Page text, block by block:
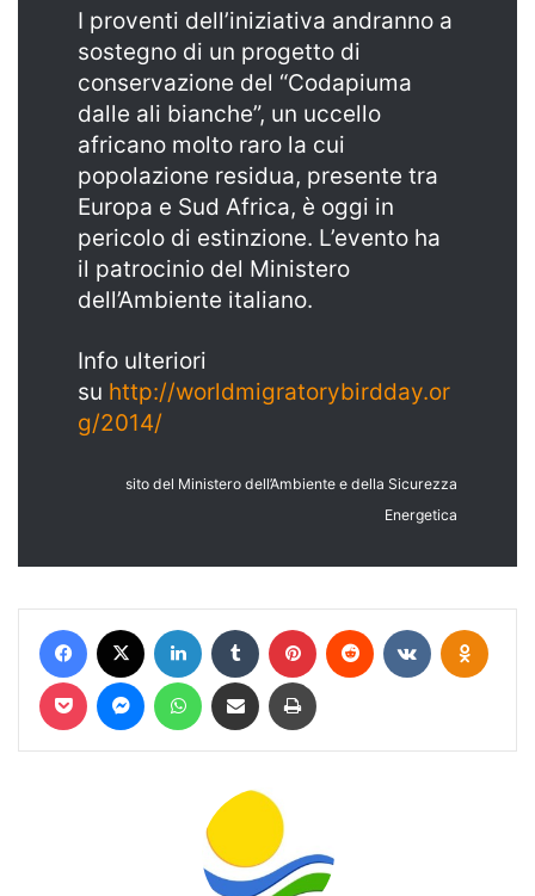
I proventi dell’iniziativa andranno a
sostegno di un progetto di
conservazione del “Codapiuma
dalle ali bianche”, un uccello
africano molto raro la cui
popolazione residua, presente tra
Europa e Sud Africa, è oggi in
pericolo di estinzione. L’evento ha
il patrocinio del Ministero
dell’Ambiente italiano.
Info ulteriori
su http://worldmigratorybirdday.or
g/2014/
sito del Ministero dell’Ambiente e della Sicurezza
Energetica
Facebook LinkedIn Tumblr Pinterest Reddit VKontakte
Pocket MessengerWhatsAppCondividi via mail Stampa